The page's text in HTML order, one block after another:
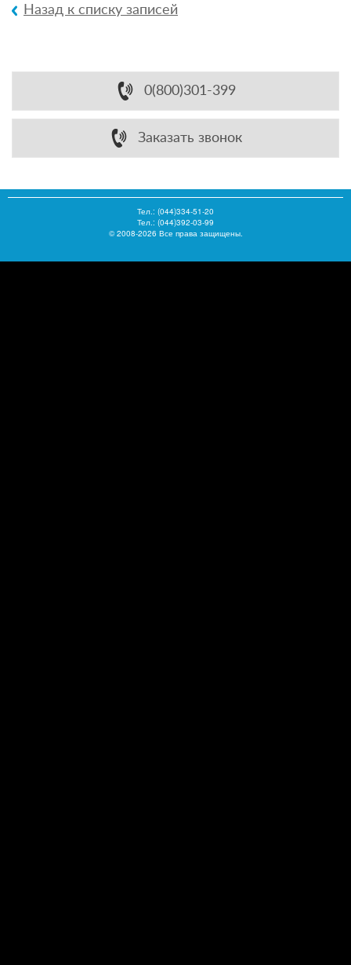
Назад к списку записей
0(800)301-399
Заказать звонок
Тел.: (044)334-51-20
Тел.: (044)392-03-99
© 2008-2026 Все права защищены.